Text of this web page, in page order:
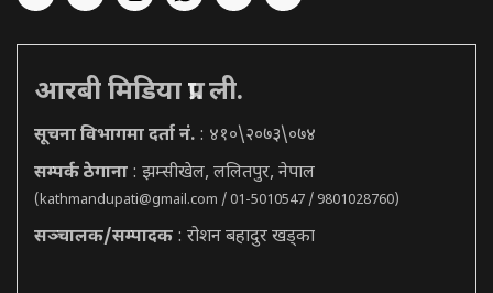
आरबी मिडिया प्रा. ली.
सूचना विभागमा दर्ता नं. : ४१०\२०७३\०७४
सम्पर्क ठेगाना : झम्सीखेल, ललितपुर, नेपाल
(kathmandupati@gmail.com / 01-5010547 / 9801028760)
सञ्चालक/सम्पादक : रोशन बहादुर खड्का